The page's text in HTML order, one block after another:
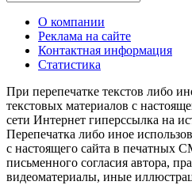
О компании
Реклама на сайте
Контактная информация
Статистика
При перепечатке текстов либо
текстовых материалов с
сети Интернет гиперссылка на
Перепечатка либо иное
с настоящего сайта в печатных
письменного согласия автора,
видеоматериалы, иные